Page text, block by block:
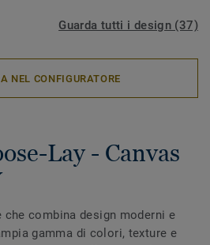
Guarda tutti i design (37)
NEL CONFIGURATORE
Lay - Canvas
combina design moderni e
gamma di colori, texture e